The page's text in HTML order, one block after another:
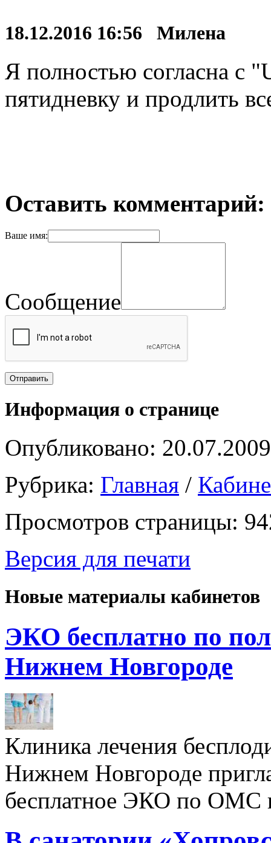
18.12.2016 16:56 Милена
Я полностью согласна с
пятидневку и продлить
Оставить комментарий:
Ваше имя:
Сообщение
Информация о странице
Опубликовано: 20.07.2009
Рубрика: Главная /
Просмотров страницы:
Версия для печати
Новые материалы кабинетов
ЭКО бесплатно по
Нижнем Новгороде
Клиника лечения
Нижнем Новгороде
бесплатное ЭКО по ОМС